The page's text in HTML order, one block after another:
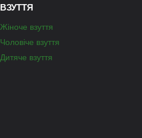
ВЗУТТЯ
Жіноче взуття
Чоловіче взуття
Дитяче взуття